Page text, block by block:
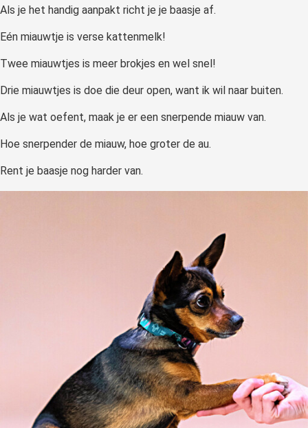
Als je het handig aanpakt richt je je baasje af.
Eén miauwtje is verse kattenmelk!
Twee miauwtjes is meer brokjes en wel snel!
Drie miauwtjes is doe die deur open, want ik wil naar buiten.
Als je wat oefent, maak je er een snerpende miauw van.
Hoe snerpender de miauw, hoe groter de au.
Rent je baasje nog harder van.